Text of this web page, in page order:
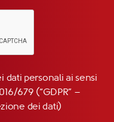
dati personali ai sensi
679 (“GDPR” –
dei dati)